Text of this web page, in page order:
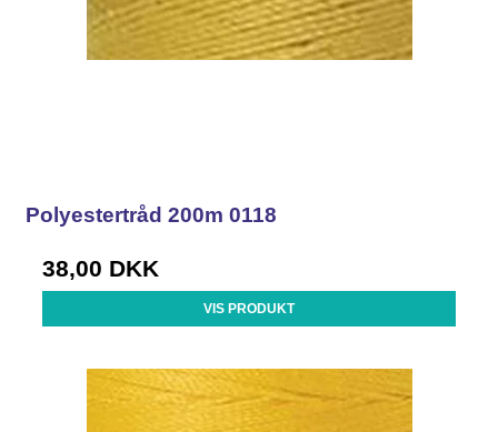
Polyestertråd 200m 0118
38,00 DKK
VIS PRODUKT